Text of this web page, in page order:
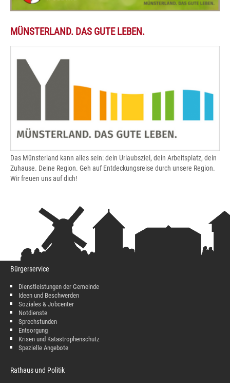
MÜNSTERLAND. DAS GUTE LEBEN.
Das Münsterland kann alles sein: dein Urlaubsziel, dein Arbeitsplatz, dein
Zuhause. Deine Region. Geh auf Entdeckungsreise durch unsere Region.
Wir freuen uns auf dich!
Bürgerservice
Dienstleistungen der Gemeinde
Ideen und Beschwerden
Soziales & Jobcenter
Notdienste
Sprechstunden
Entsorgung
Krisen und Katastrophenschutz
Spezielle Angebote
Rathaus und Politik